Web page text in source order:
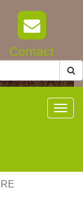
Contact